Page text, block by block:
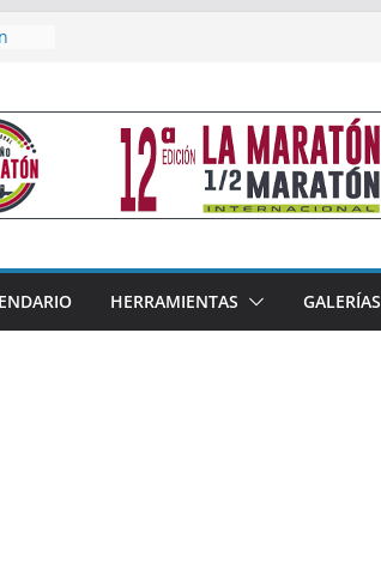
de
HERRAMIENTAS GALERÍAS